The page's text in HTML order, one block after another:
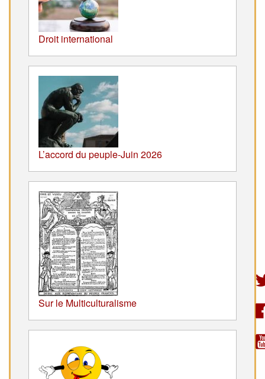
Droit international
L’accord du peuple-Juin 2026
Sur le Multiculturalisme